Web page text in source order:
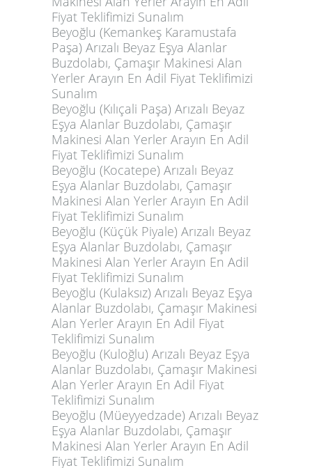
Fiyat Teklifimizi Sunalım
Beyoğlu (Kemankeş Karamustafa
Paşa) Arızalı Beyaz Eşya Alanlar
Buzdolabı, Çamaşır Makinesi Alan
Yerler Arayın En Adil Fiyat Teklifimizi
Sunalım
Beyoğlu (Kılıçali Paşa) Arızalı Beyaz
Eşya Alanlar Buzdolabı, Çamaşır
Makinesi Alan Yerler Arayın En Adil
Fiyat Teklifimizi Sunalım
Beyoğlu (Kocatepe) Arızalı Beyaz
Eşya Alanlar Buzdolabı, Çamaşır
Makinesi Alan Yerler Arayın En Adil
Fiyat Teklifimizi Sunalım
Beyoğlu (Küçük Piyale) Arızalı Beyaz
Eşya Alanlar Buzdolabı, Çamaşır
Makinesi Alan Yerler Arayın En Adil
Fiyat Teklifimizi Sunalım
Beyoğlu (Kulaksız) Arızalı Beyaz Eşya
Alanlar Buzdolabı, Çamaşır Makinesi
Alan Yerler Arayın En Adil Fiyat
Teklifimizi Sunalım
Beyoğlu (Kuloğlu) Arızalı Beyaz Eşya
Alanlar Buzdolabı, Çamaşır Makinesi
Alan Yerler Arayın En Adil Fiyat
Teklifimizi Sunalım
Beyoğlu (Müeyyedzade) Arızalı Beyaz
Eşya Alanlar Buzdolabı, Çamaşır
Makinesi Alan Yerler Arayın En Adil
Fiyat Teklifimizi Sunalım